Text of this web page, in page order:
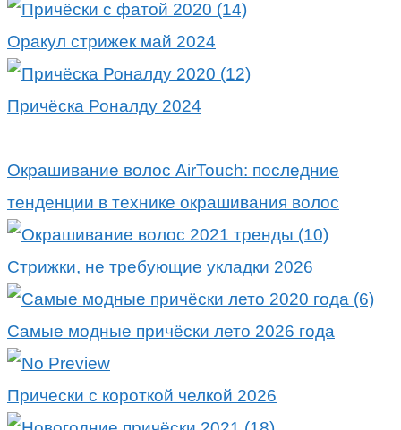
Оракул стрижек май 2024
Причёска Роналду 2024
Окрашивание волос AirTouch: последние
тенденции в технике окрашивания волос
Стрижки, не требующие укладки 2026
Самые модные причёски лето 2026 года
Прически с короткой челкой 2026